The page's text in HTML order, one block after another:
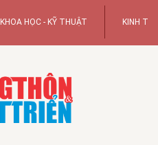
KHOA HỌC - KỸ THUẬT KINH TẾ